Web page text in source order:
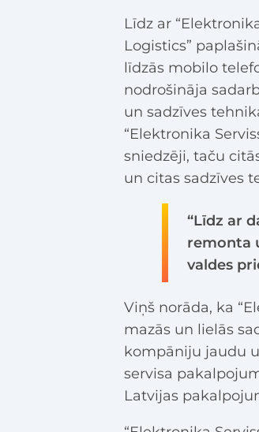
Līdz ar
Logistics”
līdzās mobilo
nodrošināja
un sadzīves
“Elektronika
sniedzēji, taču
un citas sadzīves
“Līdz ar
remonta
valdes
Viņš norāda, ka
mazās un lielās
kompāniju jaudu
servisa
Latvijas